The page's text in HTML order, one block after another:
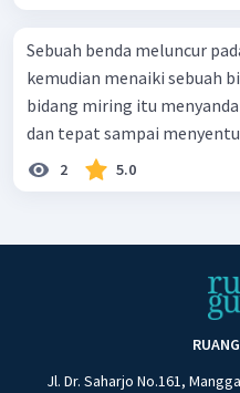
Sebuah benda meluncur
kemudian menaiki sebuah
bidang miring itu
dan tepat sampai
2 5.0
Jl. Dr. Saharjo No.161,